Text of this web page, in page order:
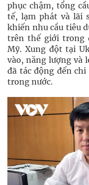
phục chậm, tổng
tế, lạm phát và lãi
khiến nhu cầu tiêu
trên thế giới trong
Mỹ. Xung đột tại
vào, năng lượng và
đã tác động đến
trong nước.